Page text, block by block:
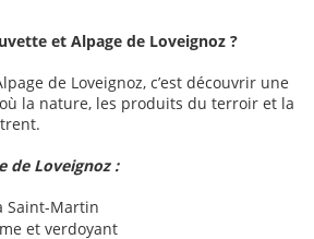
et Alpage de Loveignoz ?
de Loveignoz, c’est découvrir une
la nature, les produits du terroir et la
de Loveignoz :
Saint-Martin
et verdoyant